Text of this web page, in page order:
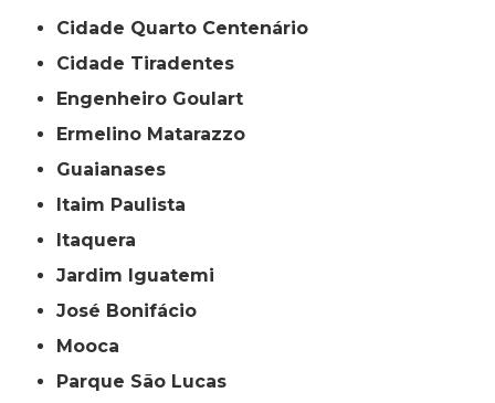
Cidade Quarto Centenário
Cidade Tiradentes
Engenheiro Goulart
Ermelino Matarazzo
Guaianases
Itaim Paulista
Itaquera
Jardim Iguatemi
José Bonifácio
Mooca
Parque São Lucas